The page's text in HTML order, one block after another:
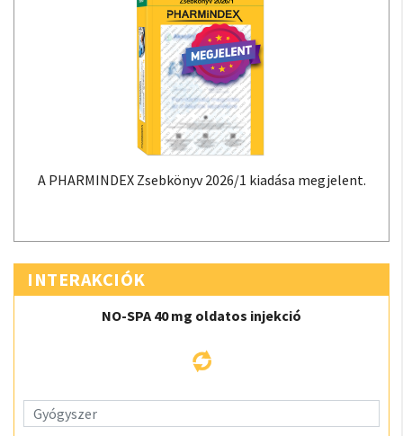
A PHARMINDEX Zsebkönyv 2026/1 kiadása megjelent.
INTERAKCIÓK
NO-SPA 40 mg oldatos injekció